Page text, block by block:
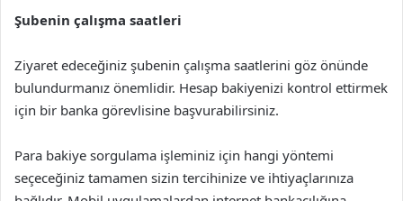
Şubenin çalışma saatleri
Ziyaret edeceğiniz şubenin çalışma saatlerini göz önünde
bulundurmanız önemlidir. Hesap bakiyenizi kontrol ettirmek
için bir banka görevlisine başvurabilirsiniz.
Para bakiye sorgulama işleminiz için hangi yöntemi
seçeceğiniz tamamen sizin tercihinize ve ihtiyaçlarınıza